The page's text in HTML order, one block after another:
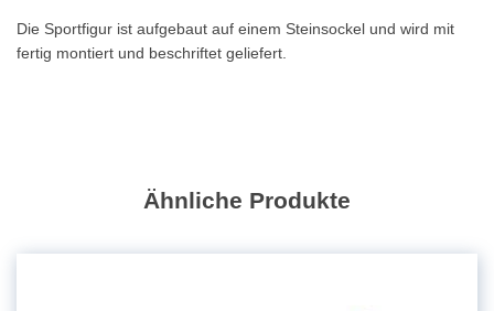
Die Sportfigur ist aufgebaut auf einem Steinsockel und wird mit
fertig montiert und beschriftet geliefert.
Ähnliche Produkte